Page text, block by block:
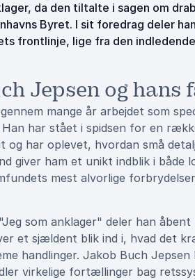
da den tiltalte i sagen om
Byret. I sit foredrag deler
frontlinje, lige fra den
Jepsen og hans
mange år arbejdet som
har stået i spidsen for en
og har oplevet, hvordan små
giver ham et unikt indblik i både
mest alvorlige
som anklager" deler han
et sjældent blik ind i, hvad det
handlinger. Jakob Buch
virkelige fortællinger bag